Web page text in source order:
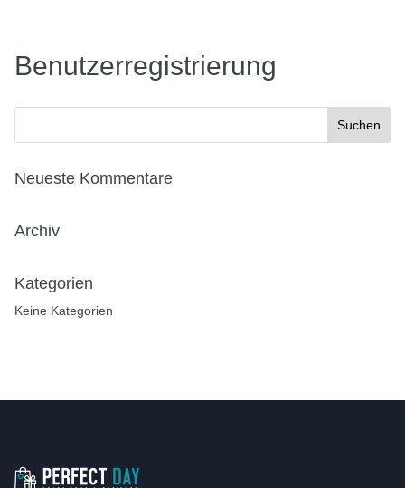
Benutzerregistrierung
Neueste Kommentare
Archiv
Kategorien
Keine Kategorien
Footer-Navigation